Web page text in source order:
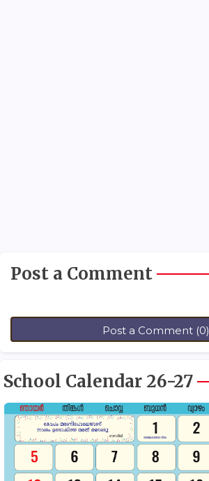
Post a Comment
Post a Comment (0)
School Calendar 26-27